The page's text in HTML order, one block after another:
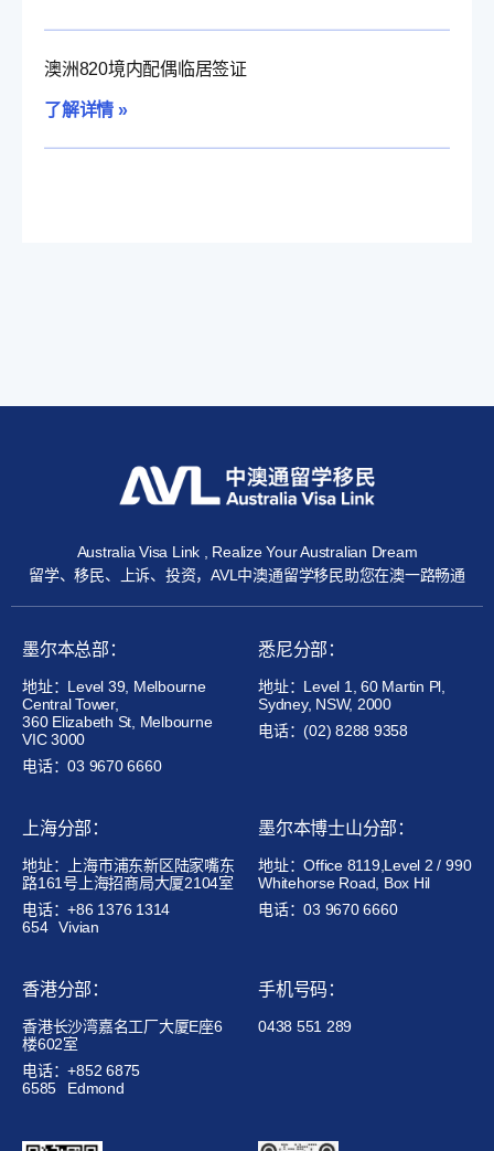
澳洲820境内配偶临居签证
了解详情 »
Australia Visa Link , Realize Your Australian Dream
留学、移民、上诉、投资，AVL中澳通留学移民助您在澳一路畅通
墨尔本总部：
地址：Level 39, Melbourne
Central Tower,
360 Elizabeth St, Melbourne
VIC 3000
电话：03 9670 6660
悉尼分部：
地址：Level 1, 60 Martin Pl,
Sydney, NSW, 2000
电话：(02) 8288 9358
上海分部：
地址：上海市浦东新区陆家嘴东
路161号上海招商局大厦2104室
电话：+86 1376 1314
654
Vivian
墨尔本博士山分部：
地址：Office 8119,Level 2 / 990
Whitehorse Road, Box Hil
电话：03 9670 6660
香港分部：
香港长沙湾嘉名工厂大厦E座6
楼602室
电话：+852 6875
6585
Edmond
手机号码：
0438 551 289